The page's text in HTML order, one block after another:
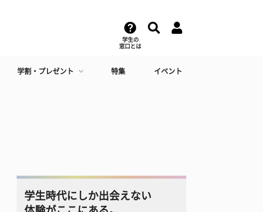
学生の
窓口とは
学割・プレゼント 特集 イベント
学生時代にしか出会えない